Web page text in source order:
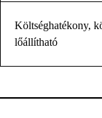
Költséghatékony,
lőállítható